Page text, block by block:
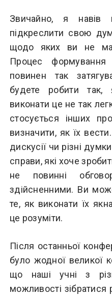
Звичайно, я
підкреслити свою
щодо яких ви не
Процес формування
повинен так
будете робити
виконати це не так
стосується інших
визначити, як їх
дискусії чи різні
справи, які хоче
не повинні
здійсненними. Ви
те, як виконати їх
це розуміти.
Після останньої
було жодної великої
що наші учні з
можливості